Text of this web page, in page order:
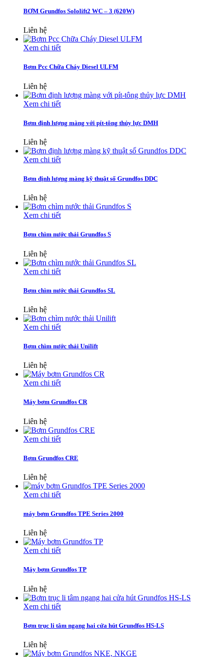
BƠM Grundfos Sololift2 WC – 3 (620W)
Liên hệ
Xem chi tiết
Bơm Pcc Chữa Cháy Diesel ULFM
Liên hệ
Xem chi tiết
Bơm định lượng màng với pít-tông thủy lực DMH
Liên hệ
Xem chi tiết
Bơm định lượng màng kỹ thuật số Grundfos DDC
Liên hệ
Xem chi tiết
Bơm chìm nước thải Grundfos S
Liên hệ
Xem chi tiết
Bơm chìm nước thải Grundfos SL
Liên hệ
Xem chi tiết
Bơm chìm nước thải Unilift
Liên hệ
Xem chi tiết
Máy bơm Grundfos CR
Liên hệ
Xem chi tiết
Bơm Grundfos CRE
Liên hệ
Xem chi tiết
máy bơm Grundfos TPE Series 2000
Liên hệ
Xem chi tiết
Máy bơm Grundfos TP
Liên hệ
Xem chi tiết
Bơm trục li tâm ngang hai cửa hút Grundfos HS-LS
Liên hệ